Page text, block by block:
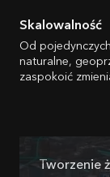
Skalowalność
Od
naturalne,
zaspokoić
Tworzenie